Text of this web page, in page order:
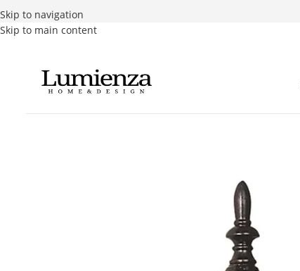
Skip to navigation
Skip to main content